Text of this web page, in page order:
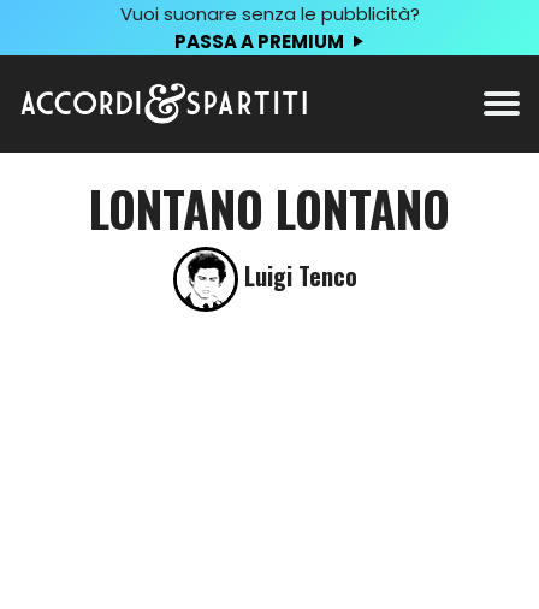
Vuoi suonare senza le pubblicità?
PASSA A PREMIUM
LONTANO LONTANO
Luigi Tenco